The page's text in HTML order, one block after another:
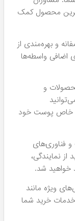
محصول کمک
و بهره‌مندی از
اضافی واسطه‌ها
و
خاص پوست خود
و فناوری‌های
نمایندگی،
خواهید شد.
ویژه مانند
خرید شما